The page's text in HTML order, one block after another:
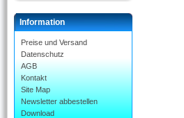
Information
Preise und Versand
Datenschutz
AGB
Kontakt
Site Map
Newsletter abbestellen
Download